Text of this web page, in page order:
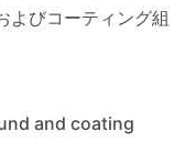
よびコーティング組
and coating